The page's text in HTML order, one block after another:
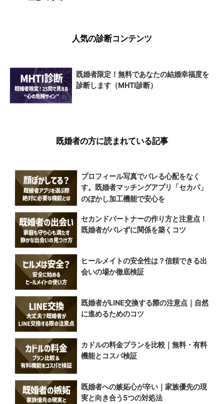
人気の診断コンテンツ
既婚者限定！無料であなたの結婚幸福度を
診断します（MHTI診断）
既婚者の方に読まれている記事
プロフィール写真でバレる心配をなく
す。既婚者マッチングアプリ「セカパ」
のぼかし加工機能で安心を
セカンドパートナーの作り方と注意点！
既婚者がバレずに関係を築くコツ
ヒールメイトの安全性は？信頼できる出
会いの場か徹底検証
既婚者がLINE交換する際の注意点｜自然
に進めるためのコツ
カドルの料金プランを比較｜無料・有料
機能とコスパ検証
既婚者への嫉妬心が辛い｜家族優先の現
実と向き合う5つの対処法